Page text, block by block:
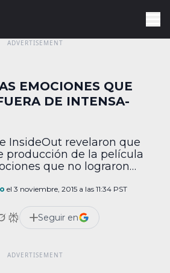
EMOCIONES QUE
DE INTENSA-
InsideOut revelaron que
producción de la película
que no lograron
animada de Pixar,
y que fue un proceso
quiénes estarían […]
el 3 noviembre, 2015 a las 11:34 PST
Seguir en